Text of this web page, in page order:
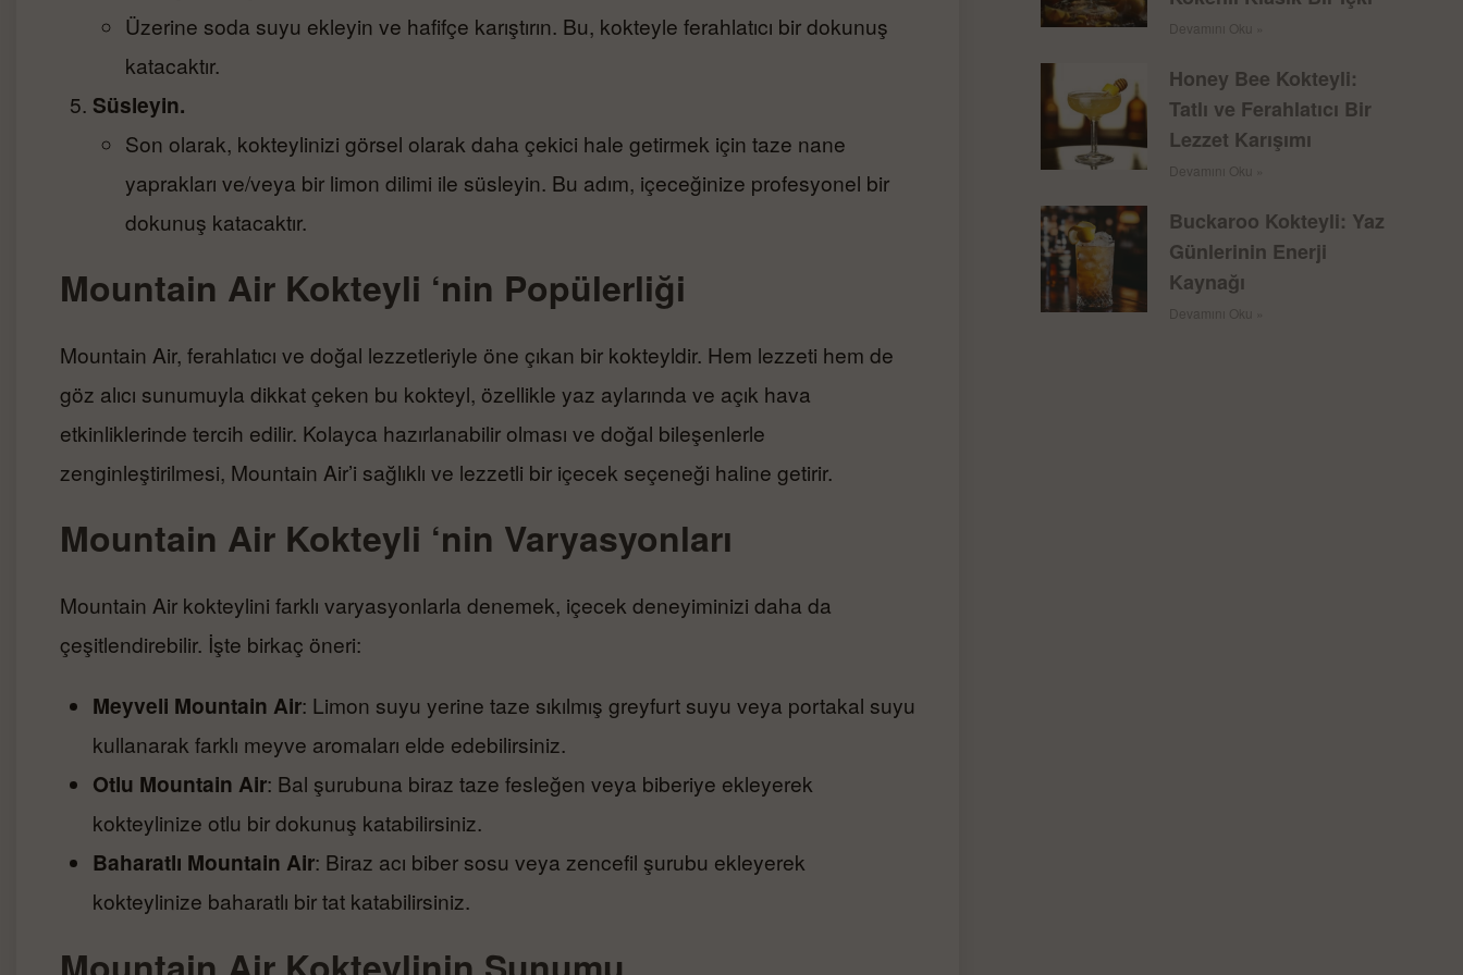
Üzerine soda suyu ekleyin ve hafifçe karıştırın. Bu, kokteyle ferahlatıcı bir dokunuş
katacaktır.
Süsleyin.
Son olarak, kokteylinizi görsel olarak daha çekici hale getirmek için taze nane
yaprakları ve/veya bir limon dilimi ile süsleyin. Bu adım, içeceğinize profesyonel bir
dokunuş katacaktır.
Mountain Air Kokteyli ‘nin Popülerliği
Mountain Air, ferahlatıcı ve doğal lezzetleriyle öne çıkan bir kokteyldir. Hem lezzeti hem de
göz alıcı sunumuyla dikkat çeken bu kokteyl, özellikle yaz aylarında ve açık hava
etkinliklerinde tercih edilir. Kolayca hazırlanabilir olması ve doğal bileşenlerle
zenginleştirilmesi, Mountain Air’i sağlıklı ve lezzetli bir içecek seçeneği haline getirir.
Mountain Air Kokteyli ‘nin Varyasyonları
Mountain Air kokteylini farklı varyasyonlarla denemek, içecek deneyiminizi daha da
çeşitlendirebilir. İşte birkaç öneri:
Meyveli Mountain Air: Limon suyu yerine taze sıkılmış greyfurt suyu veya portakal suyu
kullanarak farklı meyve aromaları elde edebilirsiniz.
Otlu Mountain Air: Bal şurubuna biraz taze fesleğen veya biberiye ekleyerek
kokteylinize otlu bir dokunuş katabilirsiniz.
Baharatlı Mountain Air: Biraz acı biber sosu veya zencefil şurubu ekleyerek
kokteylinize baharatlı bir tat katabilirsiniz.
Devamını Oku »
Honey Bee Kokteyli:
Tatlı ve Ferahlatıcı Bir
Lezzet Karışımı
Devamını Oku »
Buckaroo Kokteyli: Yaz
Günlerinin Enerji
Kaynağı
Devamını Oku »